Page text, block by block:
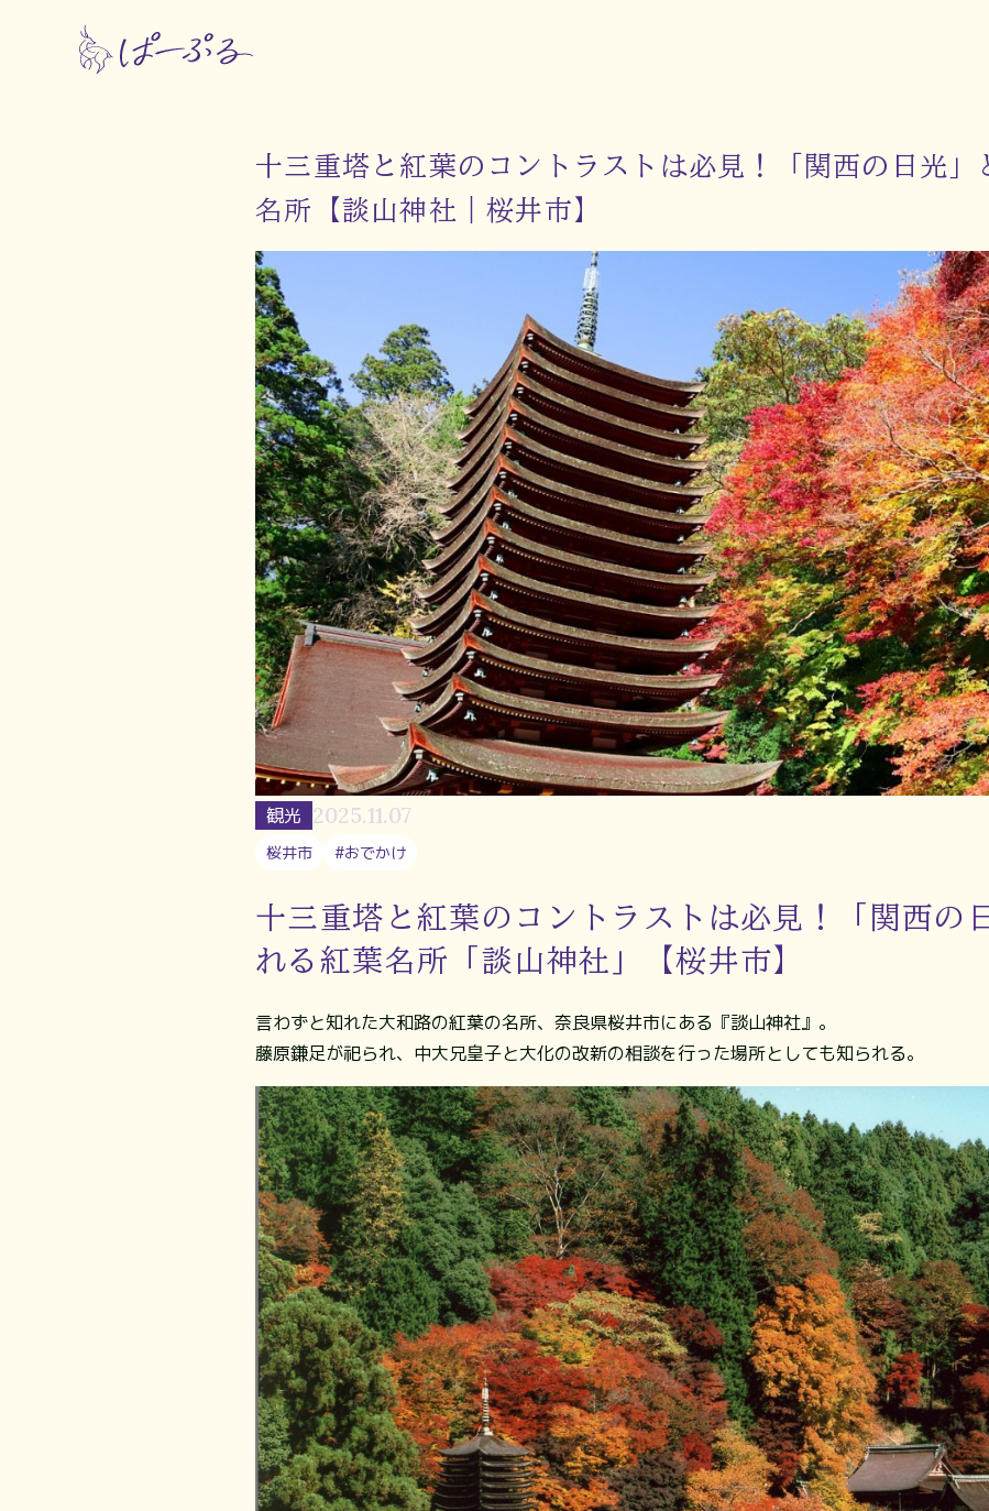
十三重塔と紅葉のコントラストは必見！「関西の日光」
名所【談山神社｜桜井市】
観光 2025.11.07
桜井市 #おでかけ
十三重塔と紅葉のコントラストは必見！「関西の
れる紅葉名所「談山神社」【桜井市】
言わずと知れた大和路の紅葉の名所、奈良県桜井市にある『談山神社』。
藤原鎌足が祀られ、中大兄皇子と大化の改新の相談を行った場所としても知られる。